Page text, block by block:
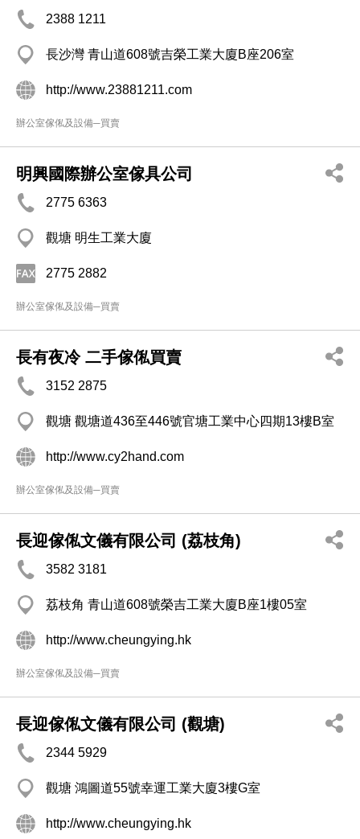
2388 1211
長沙灣 青山道608號吉榮工業大廈B座206室
http://www.23881211.com
辦公室傢俬及設備─買賣
明興國際辦公室傢具公司
2775 6363
觀塘 明生工業大廈
2775 2882
辦公室傢俬及設備─買賣
長有夜冷 二手傢俬買賣
3152 2875
觀塘 觀塘道436至446號官塘工業中心四期13樓B室
http://www.cy2hand.com
辦公室傢俬及設備─買賣
長迎傢俬文儀有限公司 (荔枝角)
3582 3181
荔枝角 青山道608號榮吉工業大廈B座1樓05室
http://www.cheungying.hk
辦公室傢俬及設備─買賣
長迎傢俬文儀有限公司 (觀塘)
2344 5929
觀塘 鴻圖道55號幸運工業大廈3樓G室
http://www.cheungying.hk